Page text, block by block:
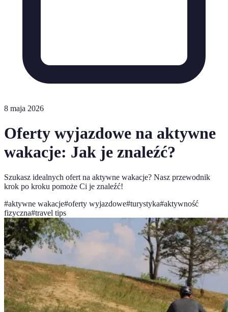
8 maja 2026
Oferty wyjazdowe na aktywne
wakacje: Jak je znaleźć?
Szukasz idealnych ofert na aktywne wakacje? Nasz przewodnik
krok po kroku pomoże Ci je znaleźć!
#aktywne wakacje#oferty wyjazdowe#turystyka#aktywność
fizyczna#travel tips